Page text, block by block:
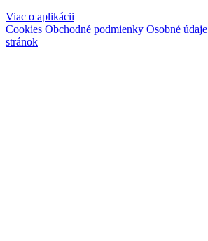
Viac o aplikácii
Cookies Obchodné podmienky Osobné údaje
stránok